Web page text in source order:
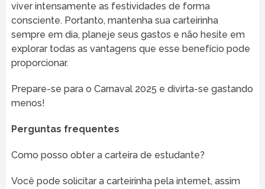
viver intensamente as festividades de forma
consciente. Portanto, mantenha sua carteirinha
sempre em dia, planeje seus gastos e não hesite em
explorar todas as vantagens que esse benefício pode
proporcionar.
Prepare-se para o Carnaval 2025 e divirta-se gastando
menos!
Perguntas frequentes
Como posso obter a carteira de estudante?
Você pode solicitar a carteirinha pela internet, assim